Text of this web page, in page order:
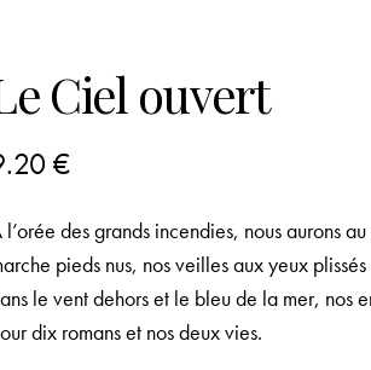
Ciel ouvert
€
l’orée des grands incendies, nous aurons
pieds nus, nos veilles aux yeux
le vent dehors et le bleu de la mer, nos
dix romans et nos deux vies.